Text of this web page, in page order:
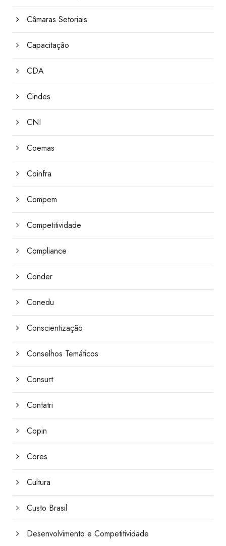
Câmaras Setoriais
Capacitação
CDA
Cindes
CNI
Coemas
Coinfra
Compem
Competitividade
Compliance
Conder
Conedu
Conscientização
Conselhos Temáticos
Consurt
Contatri
Copin
Cores
Cultura
Custo Brasil
Desenvolvimento e Competitividade